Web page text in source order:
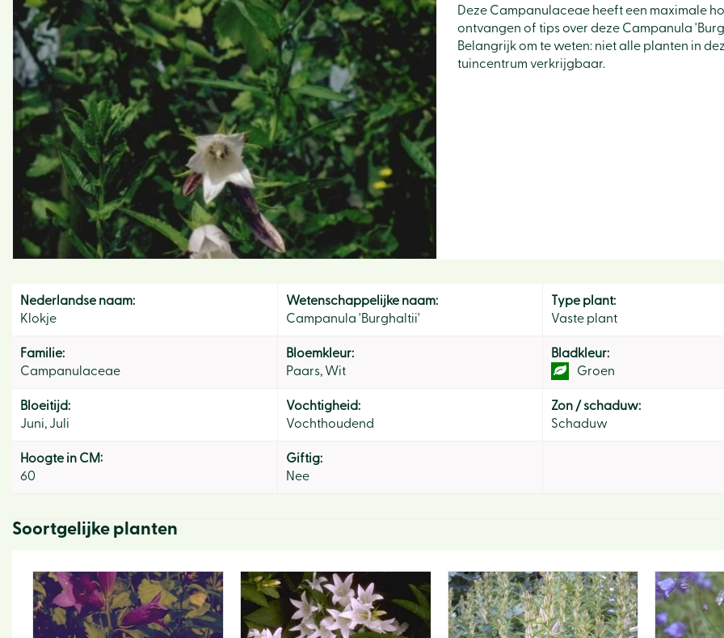
Deze Campanulaceae heeft een maximale
ontvangen of tips over deze Campanula
Belangrijk om te weten: niet alle planten in
tuincentrum verkrijgbaar.
Nederlandse naam:
Klokje
Wetenschappelijke naam:
Campanula 'Burghaltii'
Type plant:
Vaste plant
Familie:
Campanulaceae
Bloemkleur:
Paars, Wit
Bladkleur:
Groen
Bloeitijd:
Juni, Juli
Vochtigheid:
Vochthoudend
Zon / schaduw:
Schaduw
Hoogte in CM:
60
Giftig:
Nee
Soortgelijke planten